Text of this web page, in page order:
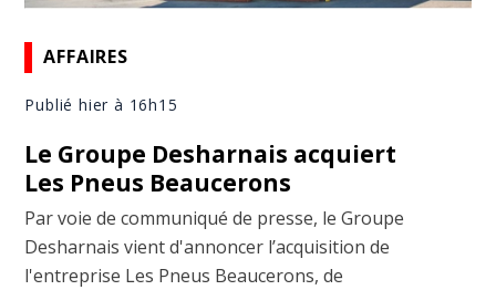
AFFAIRES
Publié hier à 16h15
Le Groupe Desharnais acquiert
Les Pneus Beaucerons
Par voie de communiqué de presse, le Groupe
Desharnais vient d'annoncer l’acquisition de
l'entreprise Les Pneus Beaucerons, de